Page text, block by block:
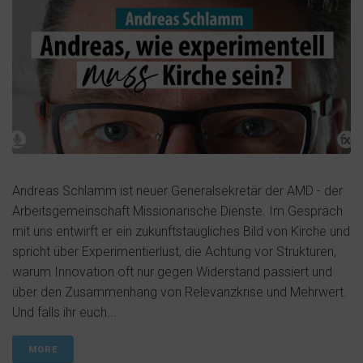
Andreas Schlamm ist neuer Generalsekretär der AMD - der
Arbeitsgemeinschaft Missionarische Dienste. Im Gespräch
mit uns entwirft er ein zukunftstaugliches Bild von Kirche und
spricht über Experimentierlust, die Achtung vor Strukturen,
warum Innovation oft nur gegen Widerstand passiert und
über den Zusammenhang von Relevanzkrise und Mehrwert.
Und falls ihr euch...
MORE